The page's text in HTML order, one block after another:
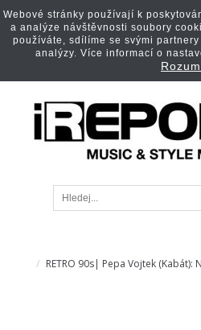
RETRO 90s| Pepa Vojtek
Webové stránky používají k
a analýze návštěvnosti soubory
používáte, sdílíme se svými
analýzy. Více informací o